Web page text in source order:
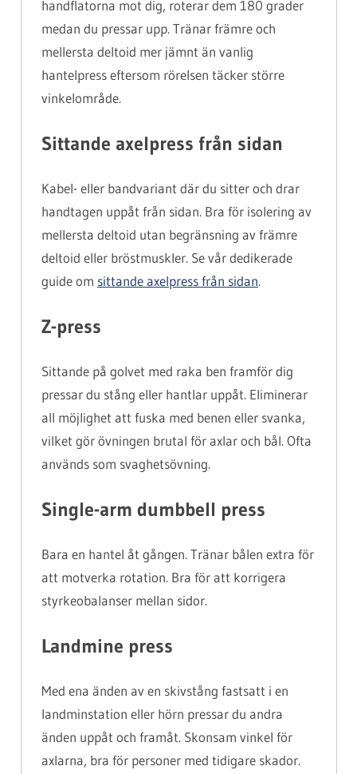
handflatorna mot dig, roterar dem 180 grader
medan du pressar upp. Tränar främre och
mellersta deltoid mer jämnt än vanlig
hantelpress eftersom rörelsen täcker större
vinkelområde.
Sittande axelpress från sidan
Kabel- eller bandvariant där du sitter och drar
handtagen uppåt från sidan. Bra för isolering av
mellersta deltoid utan begränsning av främre
deltoid eller bröstmuskler. Se vår dedikerade
guide om sittande axelpress från sidan.
Z-press
Sittande på golvet med raka ben framför dig
pressar du stång eller hantlar uppåt. Eliminerar
all möjlighet att fuska med benen eller svanka,
vilket gör övningen brutal för axlar och bål. Ofta
används som svaghetsövning.
Single-arm dumbbell press
Bara en hantel åt gången. Tränar bålen extra för
att motverka rotation. Bra för att korrigera
styrkeobalanser mellan sidor.
Landmine press
Med ena änden av en skivstång fastsatt i en
landminstation eller hörn pressar du andra
änden uppåt och framåt. Skonsam vinkel för
axlarna, bra för personer med tidigare skador.